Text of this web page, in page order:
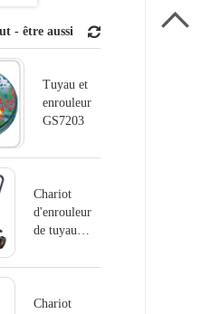

- être aussi
Tuyau et
enrouleur
GS7203
Chariot
d'enrouleur
de tuyau
Chariot